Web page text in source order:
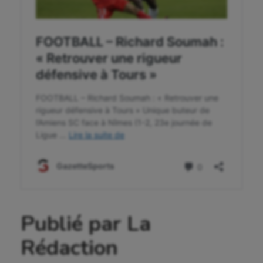
Ultimate frisbee
Voile
Wakeboard
Water-polo
Publié par La
Rédaction